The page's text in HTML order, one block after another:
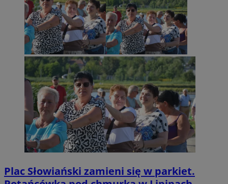
Plac Słowiański zamieni się w parkiet.